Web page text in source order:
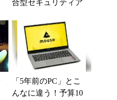
合型セキュリティア
「5年前のPC」とこ
んなに違う！予算10